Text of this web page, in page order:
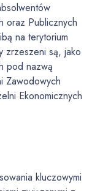
oraz Publicznych
na terytorium
zrzeszeni są, jako
pod nazwą
Zawodowych
Ekonomicznych
kluczowymi